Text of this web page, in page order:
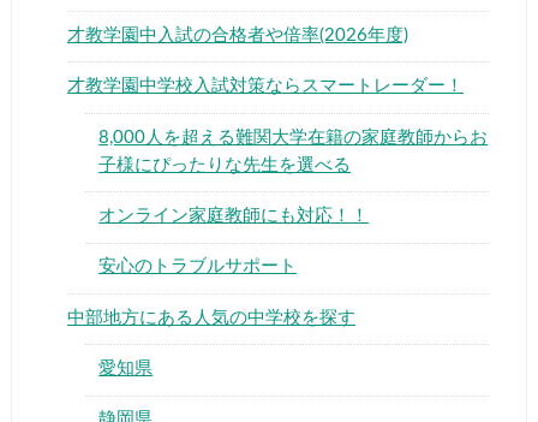
▶
才教学園中入試の合格者や倍率(2026年度)
才教学園中学校入試対策ならスマートレーダー！
8,000人を超える難関大学在籍の家庭教師からお
子様にぴったりな先生を選べる
オンライン家庭教師にも対応！！
安心のトラブルサポート
中部地方にある人気の中学校を探す
愛知県